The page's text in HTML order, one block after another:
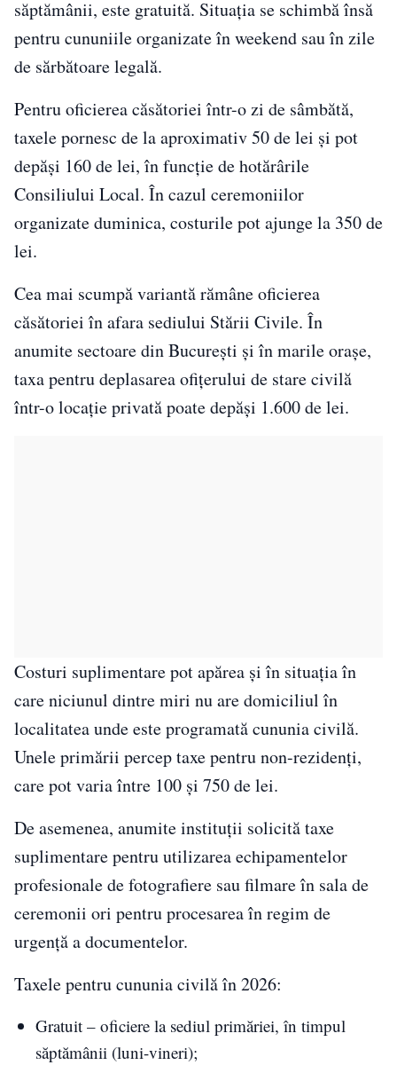
săptămânii, este gratuită. Situația se schimbă însă
pentru cununiile organizate în weekend sau în zile
de sărbătoare legală.
Pentru oficierea căsătoriei într-o zi de sâmbătă,
taxele pornesc de la aproximativ 50 de lei și pot
depăși 160 de lei, în funcție de hotărârile
Consiliului Local. În cazul ceremoniilor
organizate duminica, costurile pot ajunge la 350 de
lei.
Cea mai scumpă variantă rămâne oficierea
căsătoriei în afara sediului Stării Civile. În
anumite sectoare din București și în marile orașe,
taxa pentru deplasarea ofițerului de stare civilă
într-o locație privată poate depăși 1.600 de lei.
Costuri suplimentare pot apărea și în situația în
care niciunul dintre miri nu are domiciliul în
localitatea unde este programată cununia civilă.
Unele primării percep taxe pentru non-rezidenți,
care pot varia între 100 și 750 de lei.
De asemenea, anumite instituții solicită taxe
suplimentare pentru utilizarea echipamentelor
profesionale de fotografiere sau filmare în sala de
ceremonii ori pentru procesarea în regim de
urgență a documentelor.
Taxele pentru cununia civilă în 2026:
Gratuit – oficiere la sediul primăriei, în timpul
săptămânii (luni-vineri);